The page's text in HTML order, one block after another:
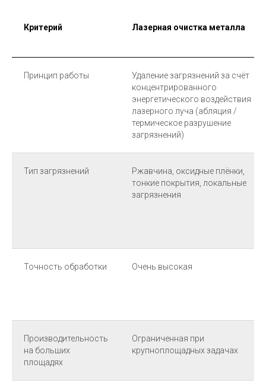
Критерий Лазерная очистка металла
Принцип работы
Удаление загрязнений за счёт
концентрированного
энергетического воздействия
лазерного луча (абляция /
термическое разрушение
загрязнений)
Тип загрязнений
Ржавчина, оксидные плёнки,
тонкие покрытия, локальные
загрязнения
Точность обработки Очень высокая
Производительность
на больших
площадях
Ограниченная при
крупноплощадных задачах